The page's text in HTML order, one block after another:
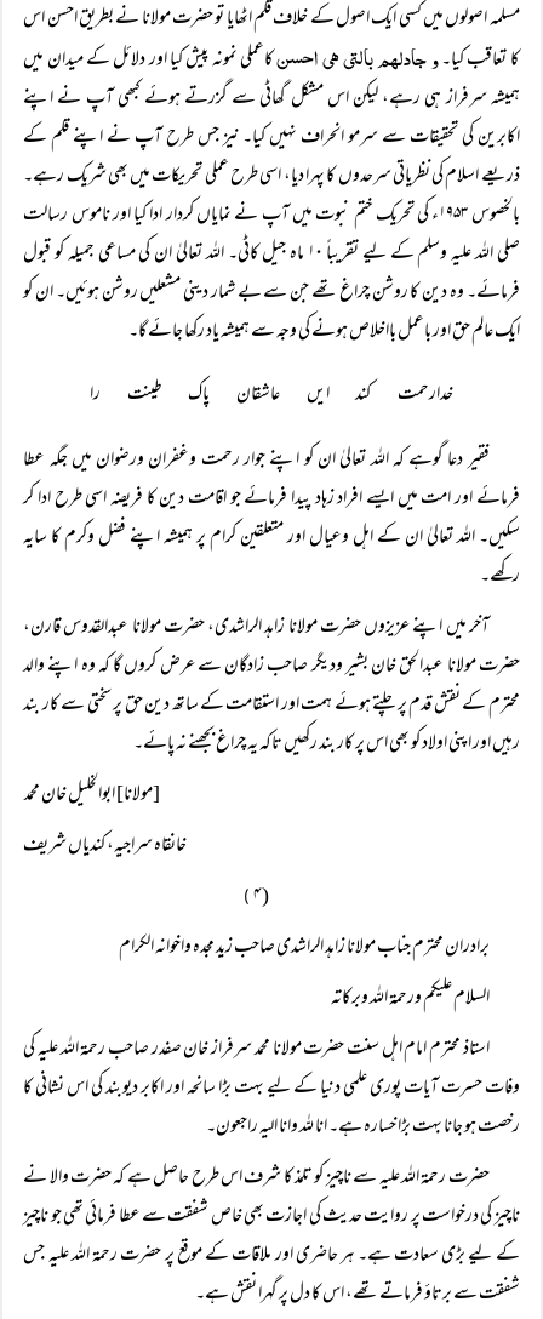
مسلمہ اصولوں میں کسی ایک اصول کے خلاف قلم اٹھایا تو حضرت مولانا نے بطریق احسن اس
کا تعاقب کیا۔و جادلہم بالتی ھی احسنکاعملی نمونہ پیش کیا اور دلائل کے میدان میں
ہمیشہ سرفراز ہی رہے، لیکن اس مشکل گھاٹی سے گزرتے ہوئے کبھی آپ نے اپنے
اکابرین کی تحقیقات سے سرمو انحراف نہیں کیا۔ نیز جس طرح آپ نے اپنے قلم کے
ذریعے اسلام کی نظریاتی سرحدوں کا پہرا دیا، اسی طرح عملی تحریکات میں بھی شریک رہے۔
بالخصوس ۱۹۵۳ء کی تحریک ختم نبوت میں آپ نے نمایاں کردار ادا کیا اور ناموس رسالت
صلی اللہ علیہ وسلم کے لیے تقریباً ۱۰ ماہ جیل کاٹی۔ اللہ تعالیٰ ان کی مساعی جمیلہ کو قبول
فرمائے۔ وہ دین کا روشن چراغ تھے جن سے بے شمار دینی مشعلیں روشن ہوئیں۔ ان کو
ایک عالم حق اور باعمل بااخلاص ہونے کی وجہ سے ہمیشہ یاد رکھا جائے گا۔
خدارحمت کند ایں عاشقان پاک طینت را
فقیر دعا گوہے کہ اللہ تعالیٰ ان کو اپنے جوار رحمت وغفران ورضوان میں جگہ عطا
فرمائے اور امت میں ایسے افراد زہاد پیدا فرمائے جو اقامت دین کا فریضہ اسی طرح ادا کر
سکیں۔ اللہ تعالیٰ ان کے اہل وعیال اور متعلقین کرام پر ہمیشہ اپنے فضل وکرم کا سایہ
رکھے۔
آخر میں اپنے عزیزوں حضرت مولانا زاہد الراشدی، حضرت مولانا عبدالقدوس قارن،
حضرت مولانا عبدالحق خان بشیر ودیگر صاحب زادگان سے عرض کروں گا کہ وہ اپنے والد
محترم کے نقش قدم پر چلتے ہوئے ہمت اور استقامت کے ساتھ دین حق پر سختی سے کار بند
رہیں اور اپنی اولاد کو بھی اس پر کار بند رکھیں تاکہ یہ چراغ بجھنے نہ پائے۔
[مولانا] ابوالخلیل خان محمد
خانقاہ سراجیہ، کندیاں شریف
( ۴
)
برادران محترم جناب مولانا زاہد الراشدی صاحب زید مجدہ واخوانہ الکرام
السلام علیکم ورحمۃ اللہ وبرکاتہ
استاذ محترم امام اہل سنت حضرت مولانا محمد سرفراز خان صفدر صاحب رحمۃ اللہ علیہ کی
وفات حسرت آیات پوری علمی دنیا کے لیے بہت بڑا سانحہ اور اکابر دیوبند کی اس نشانی کا
رخصت ہو جانا بہت بڑا خسارہ ہے۔ انا للہ وانا الیہ راجعون۔
حضرت رحمۃ اللہ علیہ سے ناچیز کو تلمذ کا شرف اس طرح حاصل ہے کہ حضرت والا نے
ناچیز کی درخواست پر روایت حدیث کی اجازت بھی خاص شفقت سے عطا فرمائی تھی جو ناچیز
کے لیے بڑی سعادت ہے۔ ہر حاضری اور ملاقات کے موقع پر حضرت رحمۃ اللہ علیہ جس
شفقت سے برتاؤ فرماتے تھے، اس کا دل پر گہرا نقش ہے۔